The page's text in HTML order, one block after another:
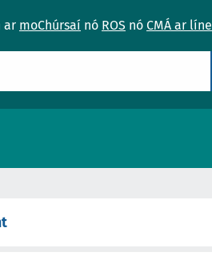
ar moChúrsaí nó ROS nó CMÁ ar líne